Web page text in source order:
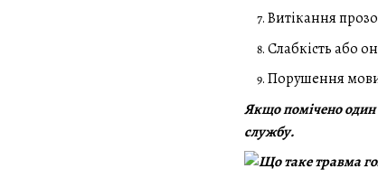
Витікання
Слабкість або
Порушення
Якщо помічено один
службу.